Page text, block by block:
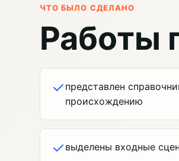
ЧТО БЫЛО СДЕЛАНО
Работы
представлен
происхождению
выделены входные